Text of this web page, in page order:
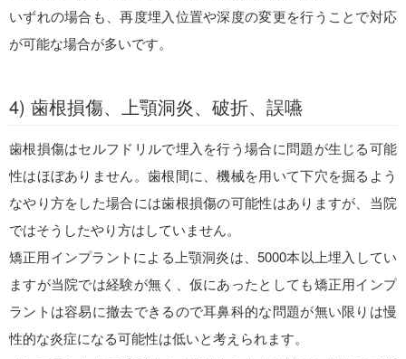
いずれの場合も、再度埋入位置や深度の変更を行うことで対応
が可能な場合が多いです。
4) 歯根損傷、上顎洞炎、破折、誤嚥
歯根損傷はセルフドリルで埋入を行う場合に問題が生じる可能
性はほぼありません。歯根間に、機械を用いて下穴を掘るよう
なやり方をした場合には歯根損傷の可能性はありますが、当院
ではそうしたやり方はしていません。
矯正用インプラントによる上顎洞炎は、5000本以上埋入してい
ますが当院では経験が無く、仮にあったとしても矯正用インプ
ラントは容易に撤去できるので耳鼻科的な問題が無い限りは慢
性的な炎症になる可能性は低いと考えられます。